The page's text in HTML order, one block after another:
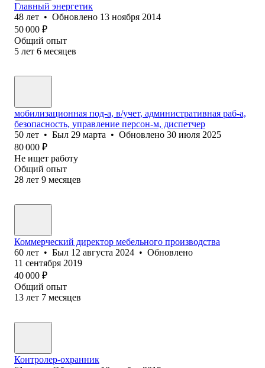
Главный энергетик
48 лет • Обновлено 13 ноября 2014
50 000 ₽
Общий опыт
5 лет 6 месяцев
мобилизационная под-а, в/учет, административная раб-а,
безопасность, управление персон-м, диспетчер
50 лет • Был 29 марта • Обновлено 30 июля 2025
80 000 ₽
Не ищет работу
Общий опыт
28 лет 9 месяцев
Коммерческий директор мебельного производства
60 лет • Был 12 августа 2024 • Обновлено
11 сентября 2019
40 000 ₽
Общий опыт
13 лет 7 месяцев
Контролер-охранник